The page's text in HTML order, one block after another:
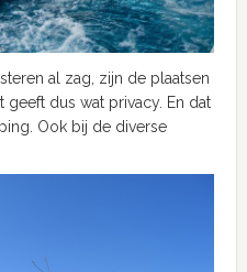
al zag, zijn de plaatsen
dus wat privacy. En dat
Ook bij de diverse